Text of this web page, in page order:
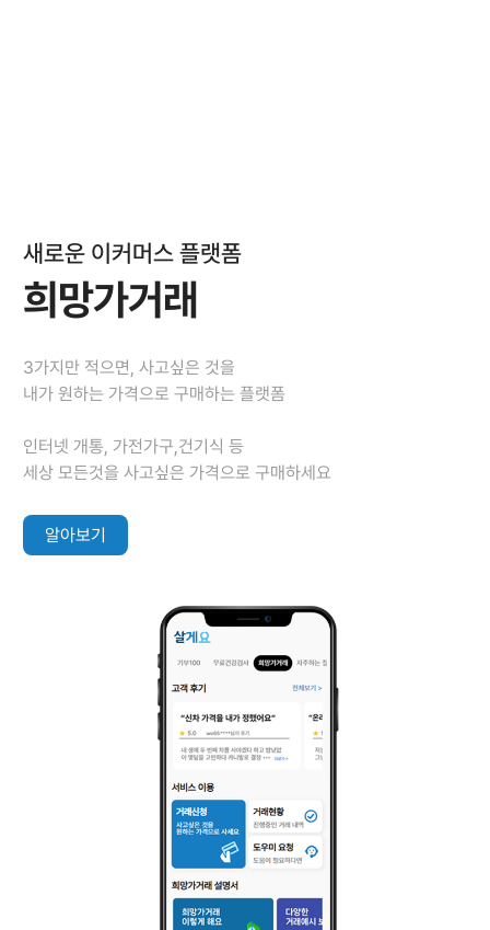
새로운 이커머스 플랫폼
희망가거래
3가지만 적으면, 사고싶은 것을
내가 원하는 가격으로 구매하는 플랫폼
인터넷 개통, 가전가구,건기식 등
세상 모든것을 사고싶은 가격으로 구매하세요
알아보기